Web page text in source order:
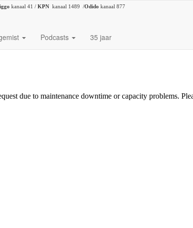
kanaal 41 / KPN kanaal 1489 /Odido kanaal 877
Podcasts 35 jaar